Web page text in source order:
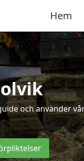
Hem
och använder